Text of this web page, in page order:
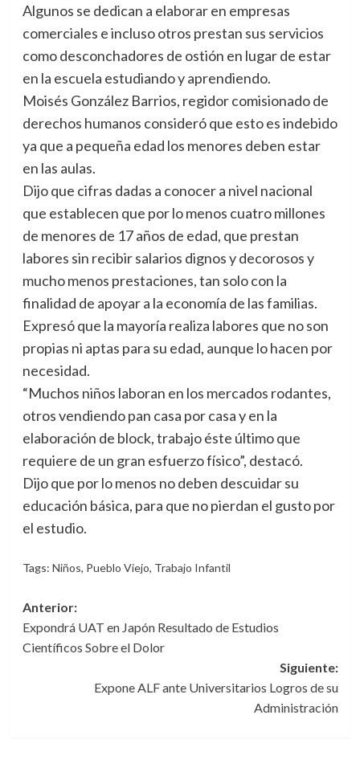
Algunos se dedican a elaborar en empresas
comerciales e incluso otros prestan sus servicios
como desconchadores de ostión en lugar de estar
en la escuela estudiando y aprendiendo.
Moisés González Barrios, regidor comisionado de
derechos humanos consideró que esto es indebido
ya que a pequeña edad los menores deben estar
en las aulas.
Dijo que cifras dadas a conocer a nivel nacional
que establecen que por lo menos cuatro millones
de menores de 17 años de edad, que prestan
labores sin recibir salarios dignos y decorosos y
mucho menos prestaciones, tan solo con la
finalidad de apoyar a la economía de las familias.
Expresó que la mayoría realiza labores que no son
propias ni aptas para su edad, aunque lo hacen por
necesidad.
“Muchos niños laboran en los mercados rodantes,
otros vendiendo pan casa por casa y en la
elaboración de block, trabajo éste último que
requiere de un gran esfuerzo físico”, destacó.
Dijo que por lo menos no deben descuidar su
educación básica, para que no pierdan el gusto por
el estudio.
Tags: Niños, Pueblo Viejo, Trabajo Infantil
Navegación
de
entradas
Anterior:
Expondrá UAT en Japón Resultado de Estudios
Científicos Sobre el Dolor
Siguiente:
Expone ALF ante Universitarios Logros de su
Administración